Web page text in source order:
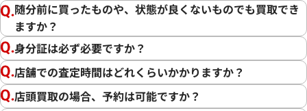
随分前に買ったものや、状態が良くないものでも買取でき
ますか？
身分証は必ず必要ですか？
店舗での査定時間はどれくらいかかりますか？
店頭買取の場合、予約は可能ですか？